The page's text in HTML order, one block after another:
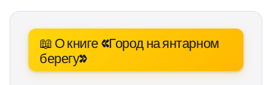
📖 О книге «Город на янтарном
берегу»